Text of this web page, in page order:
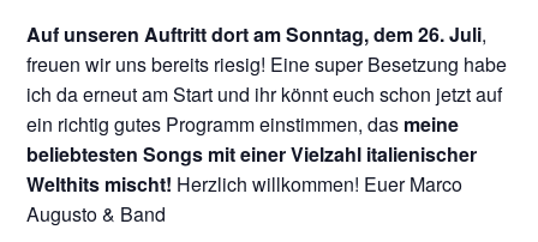
Auf unseren Auftritt dortam Sonntag, dem 26. Juli,
freuen wir uns bereits riesig! Eine super Besetzung habe
ich da erneut am Start und ihr könnt euch schon jetzt auf
ein richtig gutes Programm einstimmen, das meine
beliebtesten Songs mit einer Vielzahl italienischer
Welthits mischt! Herzlich willkommen! Euer Marco
Augusto & Band